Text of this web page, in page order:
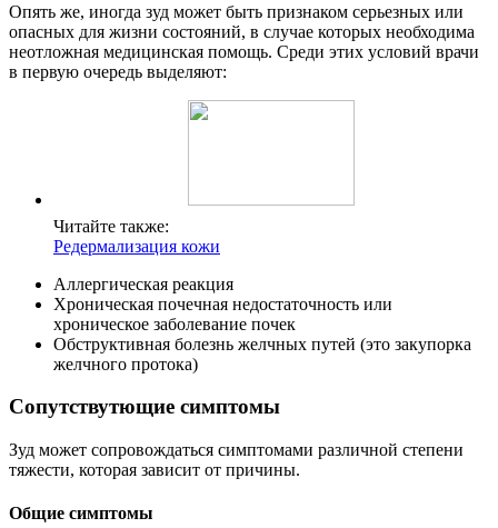
Опять же, иногда зуд может быть признаком серьезных или
опасных для жизни состояний, в случае которых необходима
неотложная медицинская помощь. Среди этих условий врачи
в первую очередь выделяют:
Читайте также:
Редермализация кожи
Аллергическая реакция
Хроническая почечная недостаточность или
хроническое заболевание почек
Обструктивная болезнь желчных путей (это закупорка
желчного протока)
Сопутствутющие симптомы
Зуд может сопровождаться симптомами различной степени
тяжести, которая зависит от причины.
Общие симптомы